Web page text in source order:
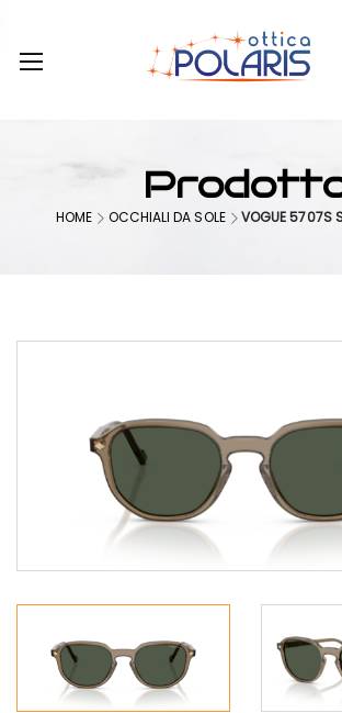
HOME OCCHIALI DA SOLE VOGUE 5707S